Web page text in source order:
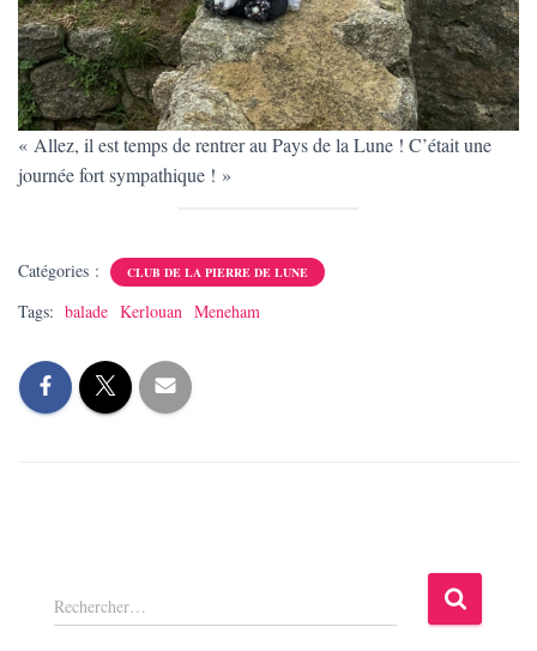
« Allez, il est temps de rentrer au Pays de la Lune ! C’était une
journée fort sympathique ! »
Catégories : CLUB DE LA PIERRE DE LUNE
Tags: balade Kerlouan Meneham
R
e
Rechercher…